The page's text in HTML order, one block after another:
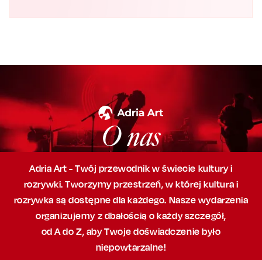
O nas
Adria Art - Twój przewodnik w świecie kultury i
rozrywki. Tworzymy przestrzeń,w której kultura i
rozrywka są dostępne dla każdego. Nasze wydarzenia
organizujemy z dbałością o każdy szczegół,
od A do Z, abyTwoje doświadczenie było
niepowtarzalne!